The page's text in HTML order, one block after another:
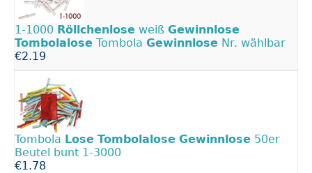
1-1000 Röllchenlose weiß Gewinnlose
Tombolalose Tombola Gewinnlose Nr. wählbar
€2.19
Tombola Lose Tombolalose Gewinnlose 50er
Beutel bunt 1-3000
€1.78